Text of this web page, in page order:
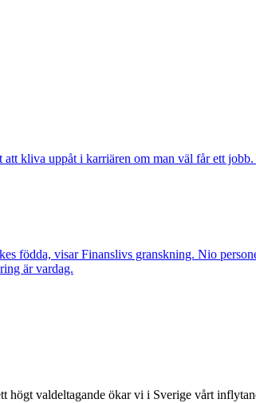
kliva uppåt i karriären om man väl får ett
födda, visar Finanslivs granskning. Nio
är vardag.
högt valdeltagande ökar vi i Sverige vårt